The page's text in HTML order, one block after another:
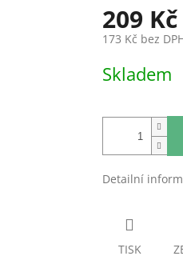
209 Kč
173 Kč bez
cena:
Skladem
Detailní
TISK